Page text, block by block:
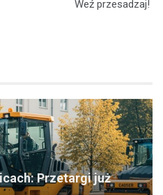
Weź przesadzaj!
Przetargi już